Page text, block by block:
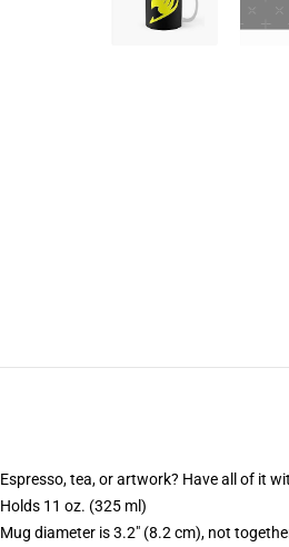
Espresso, tea, or artwork? Have all of it
Holds 11 oz. (325 ml)
Mug diameter is 3.2" (8.2 cm), not